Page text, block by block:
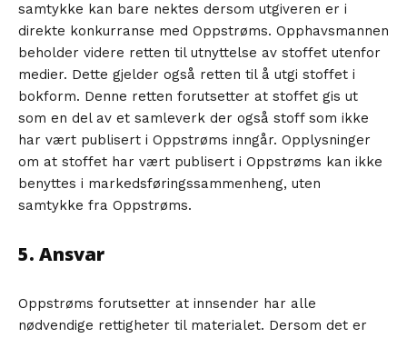
samtykke kan bare nektes dersom utgiveren er i
direkte konkurranse med Oppstrøms. Opphavsmannen
beholder videre retten til utnyttelse av stoffet utenfor
medier. Dette gjelder også retten til å utgi stoffet i
bokform. Denne retten forutsetter at stoffet gis ut
som en del av et samleverk der også stoff som ikke
har vært publisert i Oppstrøms inngår. Opplysninger
om at stoffet har vært publisert i Oppstrøms kan ikke
benyttes i markedsføringssammenheng, uten
samtykke fra Oppstrøms.
5. Ansvar
Oppstrøms forutsetter at innsender har alle
nødvendige rettigheter til materialet. Dersom det er